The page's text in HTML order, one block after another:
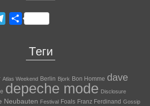
TelegramОтправить
Теги
Atlas Weekend Berlin Bjork Bon Homme dave
depeche mode Disclosure
Neubauten Festival Foals Franz Ferdinand Gossip